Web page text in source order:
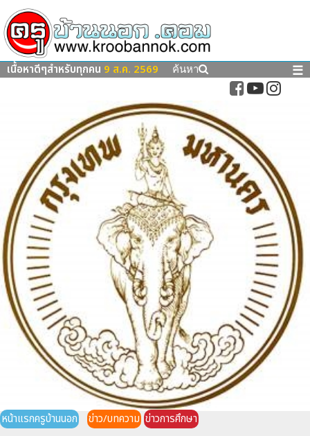
เนื้อหาดีๆสำหรับทุกคน 9 ส.ค. 2569 ค้นหา ☰
หน้าแรกครูบ้านนอก ข่าว/บทความ ข่าวการศึกษา